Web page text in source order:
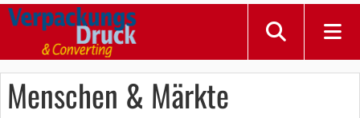
Menschen & Märkte